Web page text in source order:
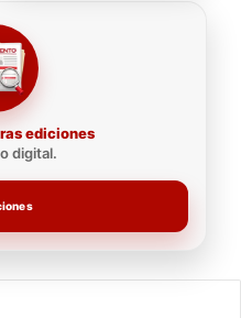
ediciones
digital.